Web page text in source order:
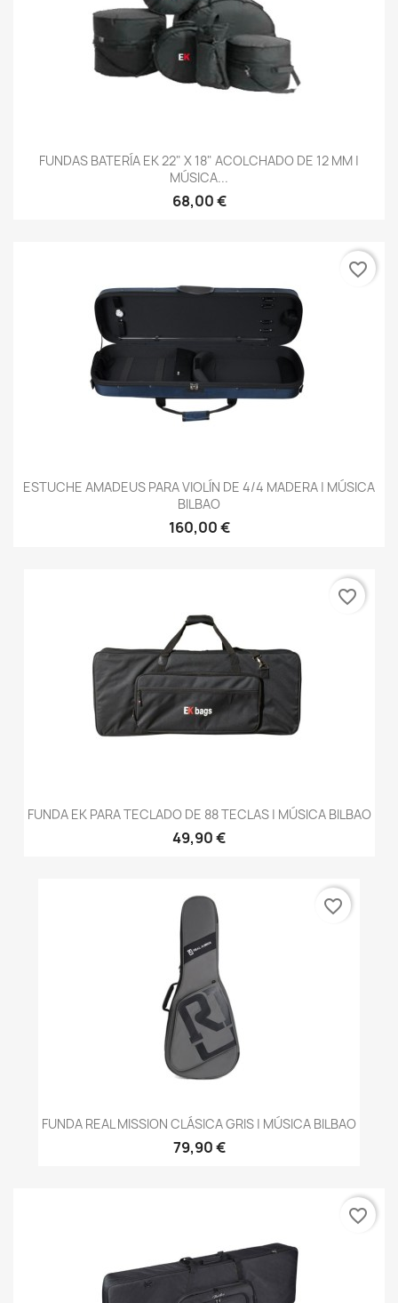
FUNDAS BATERÍA EK 22" X 18" ACOLCHADO DE 12 MM |
MÚSICA...
68,00 €
ESTUCHE AMADEUS PARA VIOLÍN DE 4/4 MADERA | MÚSICA
BILBAO
160,00 €
favorite_border
FUNDA EK PARA TECLADO DE 88 TECLAS | MÚSICA BILBAO
49,90 €
favorite_border
FUNDA REAL MISSION CLÁSICA GRIS | MÚSICA BILBAO
79,90 €
favorite_border
favorite_border